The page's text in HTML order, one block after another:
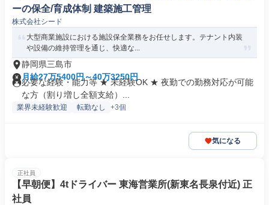
ーの保全/育成体制 建築施工管理
株式会社シード
大型商業施設における施設保全業務をお任せします。テナント内装
や設備の維持管理を通じ、快適な...
静岡県三島市
月給27万5400円～40万3250円
必要な経験・能力等 ★ 未経験OK ★ 夜勤での勤務対応が可能
な方（割り増し全額支給）...
業界未経験歓迎 転勤なし +3個
気になる
正社員
【早朝便】4tドライバー 東海営業所(新東名長泉付近) 正
社員